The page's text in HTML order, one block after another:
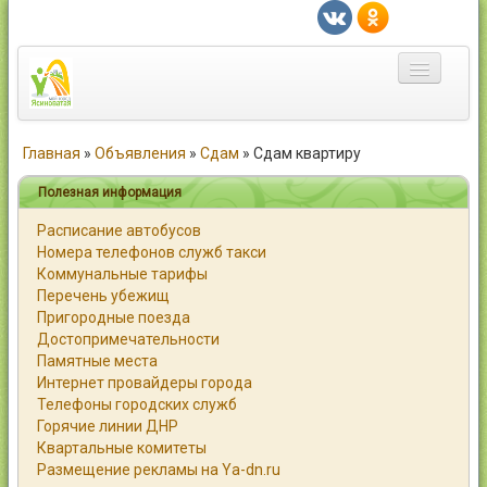
Город
Статьи
Каталог
Справочник
Работа
Объявления
Помощь
Главная » Объявления » Сдам » Сдам квартиру
Полезная информация
Расписание автобусов
Номера телефонов служб такси
Коммунальные тарифы
Перечень убежищ
Пригородные поезда
Достопримечательности
Памятные места
Интернет провайдеры города
Телефоны городских служб
Горячие линии ДНР
Квартальные комитеты
Размещение рекламы на Ya-dn.ru